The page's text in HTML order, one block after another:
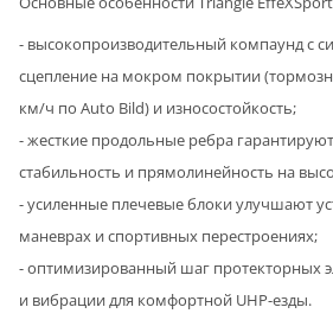
- высокопроизводительный компаунд с
сцепление на мокром покрытии
км/ч по Auto Bild) и износостойкость;
- жесткие продольные ребра
стабильность и прямолинейность на
- усиленные плечевые блоки улучшают
маневрах и спортивных перестроениях;
- оптимизированный шаг протекторных
и вибрации для комфортной UHP-езды.